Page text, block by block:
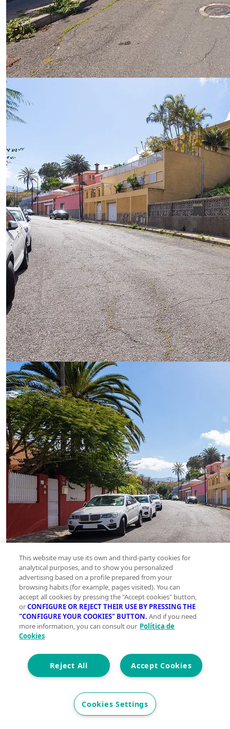
This website may use its own and third-party cookies for
analytical purposes, and to show you personalized
advertising based on a profile prepared from your
browsing habits (for example, pages visited). You can
accept all cookies by pressing the "Accept cookies" button,
orCONFIGURE OR REJECT THEIR USE BY PRESSING THE
"CONFIGURE YOUR COOKIES" BUTTON. And if you need
more information, you can consult our Política de
Cookies
Accept Cookies
Reject All
Cookies Settings